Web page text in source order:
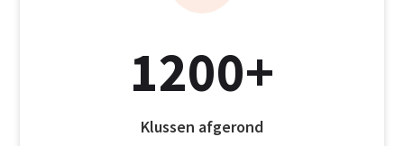
1200+
Klussen afgerond